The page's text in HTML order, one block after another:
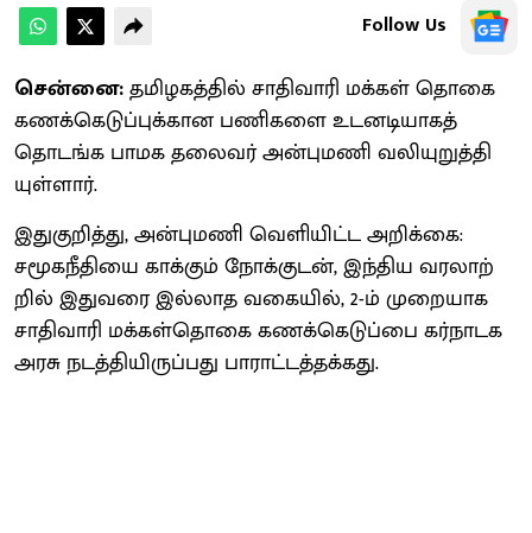
Follow Us
சென்னை:தமிழகத்​தில் சாதிவாரி மக்​கள்​ தொகை
கணக்​கெடுப்​புக்​கான பணி​களை உடனடி​யாகத்
தொடங்க பாமக தலை​வர் அன்​புமணி வலி​யுறுத்​தி​
யுள்​ளார்.
இதுகுறித்​து, அன்​புமணி வெளி​யிட்ட அறிக்​கை:
சமூகநீ​தியை காக்​கும் நோக்​குடன், இந்​திய வரலாற்​
றில் இது​வரை இல்​லாத வகை​யில், 2-ம் முறை​யாக
சாதி​வாரி மக்​கள்​தொகை கணக்​கெடுப்பை கர்​நாடக
அரசு நடத்​தி​யிருப்​பது பாராட்​டத்​தக்​கது.